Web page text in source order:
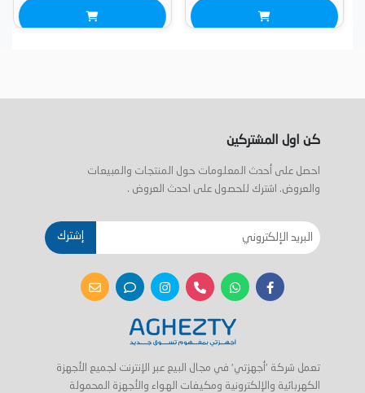
كن اول المشتركين
احصل على أحدث المعلومات حول المنتجات والمبيعات
والعروض. اشترك للحصول على احدث العروض .
إشترك
تعمل شركة 'أجهزتي' في مجال البيع عبر الإنترنت لجميع الأجهزة
الكهربائية والإلكترونية ومكيفات الهواء والأجهزة المحمولة